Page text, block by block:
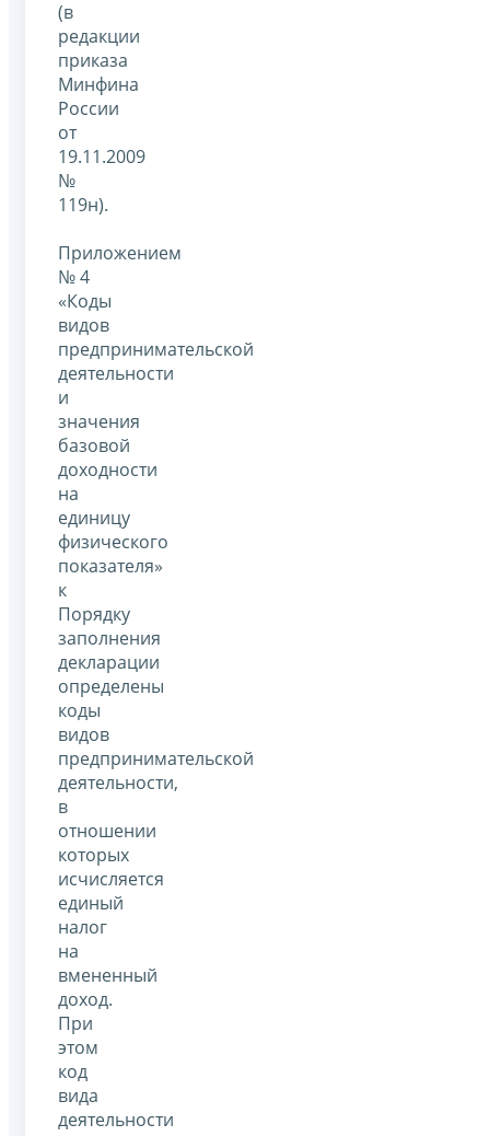
(в
редакции
приказа
Минфина
России
от
19.11.2009
№
119н).
Приложением
№ 4
«Коды
видов
предпринимательской
деятельности
и
значения
базовой
доходности
на
единицу
физического
показателя»
к
Порядку
заполнения
декларации
определены
коды
видов
предпринимательской
деятельности,
в
отношении
которых
исчисляется
единый
налог
на
вмененный
доход.
При
этом
код
вида
деятельности